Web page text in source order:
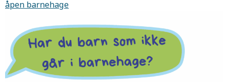
åpen barnehage